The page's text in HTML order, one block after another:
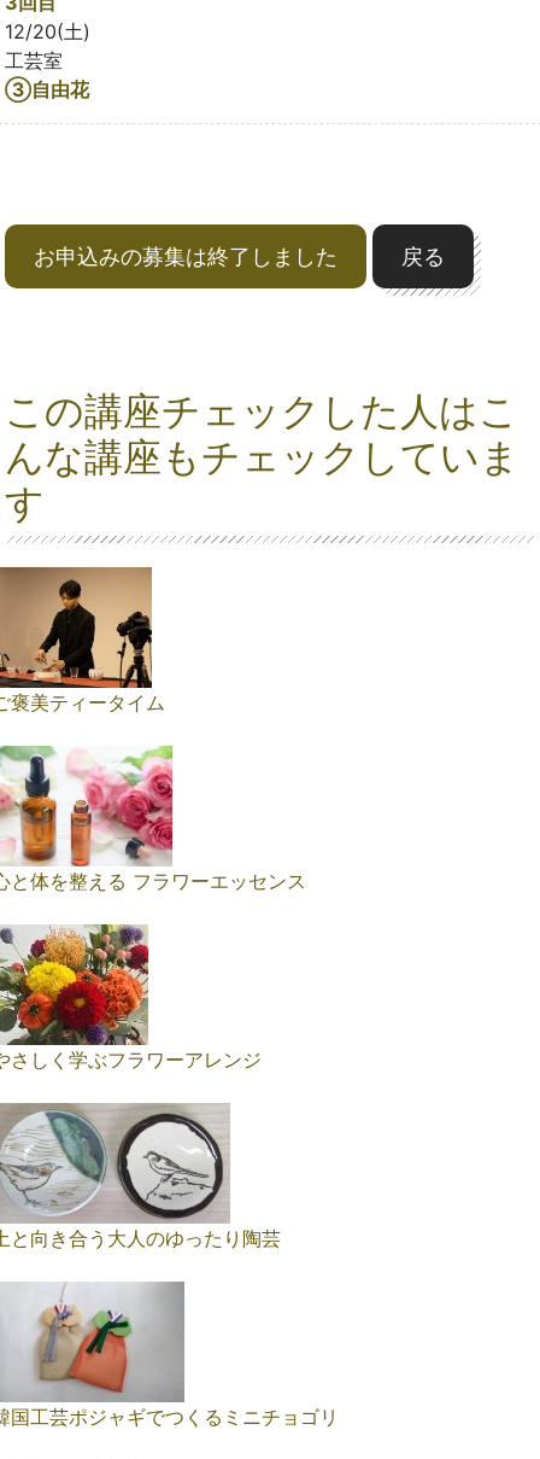
12/20(土)
工芸室
③自由花
お申込みの募集は終了しました 戻る
この講座チェックした人はこ
んな講座もチェックしていま
す
褒美ティータイム
と体を整える フラワーエッセンス
さしく学ぶフラワーアレンジ
と向き合う大人のゆったり陶芸
国工芸ポジャギでつくるミニチョゴリ